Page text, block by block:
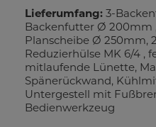
Lieferumfang: 3-
Backenfutter Ø 200mm
Planscheibe Ø 250mm,
Reduzierhülse MK 6/4 ,
mitlaufende Lünette,
Spänerückwand,
Untergestell mit
Bedienwerkzeug